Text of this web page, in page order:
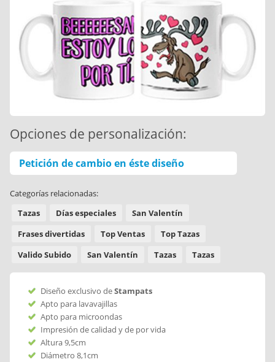
Opciones de personalización:
Petición de cambio en éste diseño
Categorías relacionadas:
Tazas
Días especiales
San Valentín
Frases divertidas
Top Ventas
Top Tazas
Valido Subido
San Valentín Tazas Tazas
Diseño exclusivo deStampats
Apto para lavavajillas
Apto para microondas
Impresión de calidad y de por vida
Altura 9,5cm
Diámetro 8,1cm